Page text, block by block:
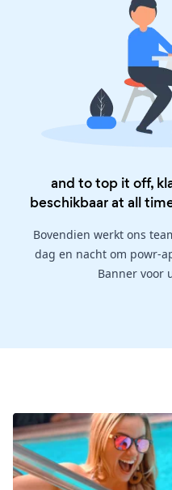
and to top it off,
beschikbaar at all
Bovendien werkt ons
dag en nacht om powr-
Banner voor